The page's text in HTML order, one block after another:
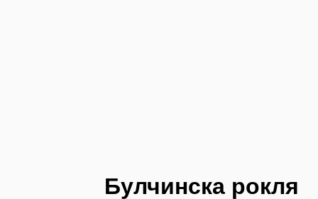
Булчинска рокля